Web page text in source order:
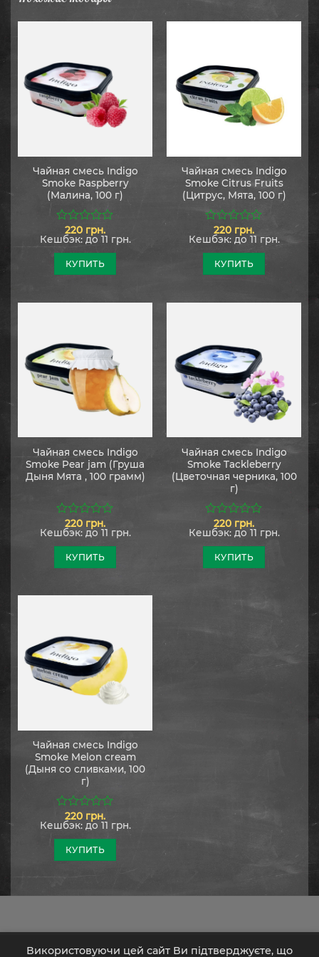
Чайная смесь Indigo
Smoke Raspberry
(Малина, 100 г)
из
5
220 грн.
Кешбэк:до 11 грн.
КУПИТЬ
Чайная смесь Indigo
Smoke Citrus Fruits
(Цитрус, Мята, 100 г)
из
5
220 грн.
Кешбэк:до 11 грн.
КУПИТЬ
Чайная смесь Indigo
Smoke Pear jam (Груша
Дыня Мята , 100 грамм)
из
5
220 грн.
Кешбэк:до 11 грн.
КУПИТЬ
Чайная смесь Indigo
Smoke Tackleberry
(Цветочная черника, 100
г)
из
5
220 грн.
Кешбэк:до 11 грн.
КУПИТЬ
Чайная смесь Indigo
Smoke Melon cream
(Дыня со сливками, 100
г)
из
5
220 грн.
Кешбэк:до 11 грн.
КУПИТЬ
Використовуючи цей сайт Ви підтверджуєте, що